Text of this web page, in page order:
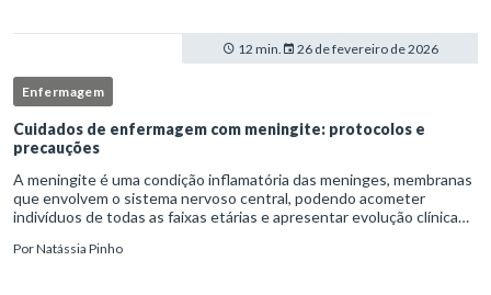
12 min. 26 de fevereiro de 2026
Enfermagem
Cuidados de enfermagem com meningite: protocolos e
precauções
A meningite é uma condição inflamatória das meninges, membranas
que envolvem o sistema nervoso central, podendo acometer
indivíduos de todas as faixas etárias e apresentar evolução clínica
PorNatássia Pinho